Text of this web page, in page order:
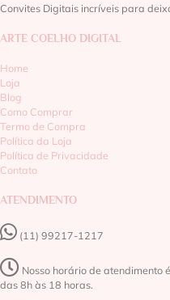
Convites Digitais incríveis para
ARTE COELHO DIGITAL
Home
Loja
Blog
Como Comprar
Termo de Compra
Política da Loja
Política de Privacidade
Contato
ATENDIMENTO
(11) 99217-1217‬
Nosso horário de atendimento
das 8h às 18 horas.